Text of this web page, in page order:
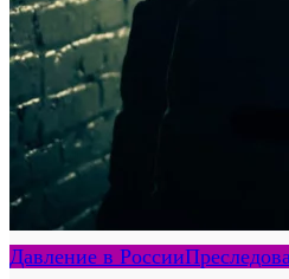
Давление в России